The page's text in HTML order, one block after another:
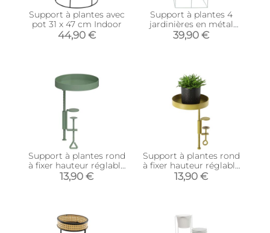
Support à plantes avec
pot 31 x 47 cm Indoor
44,90 €
Support à plantes 4
jardinières en métal
Scandi 30 x 70 cm
(Vert d'eau)
39,90 €
Support à plantes rond
à fixer hauteur réglable
vert (20.9 x 14 cm)
13,90 €
Support à plantes rond
à fixer hauteur réglable
doré (20.9 x 14 cm)
13,90 €